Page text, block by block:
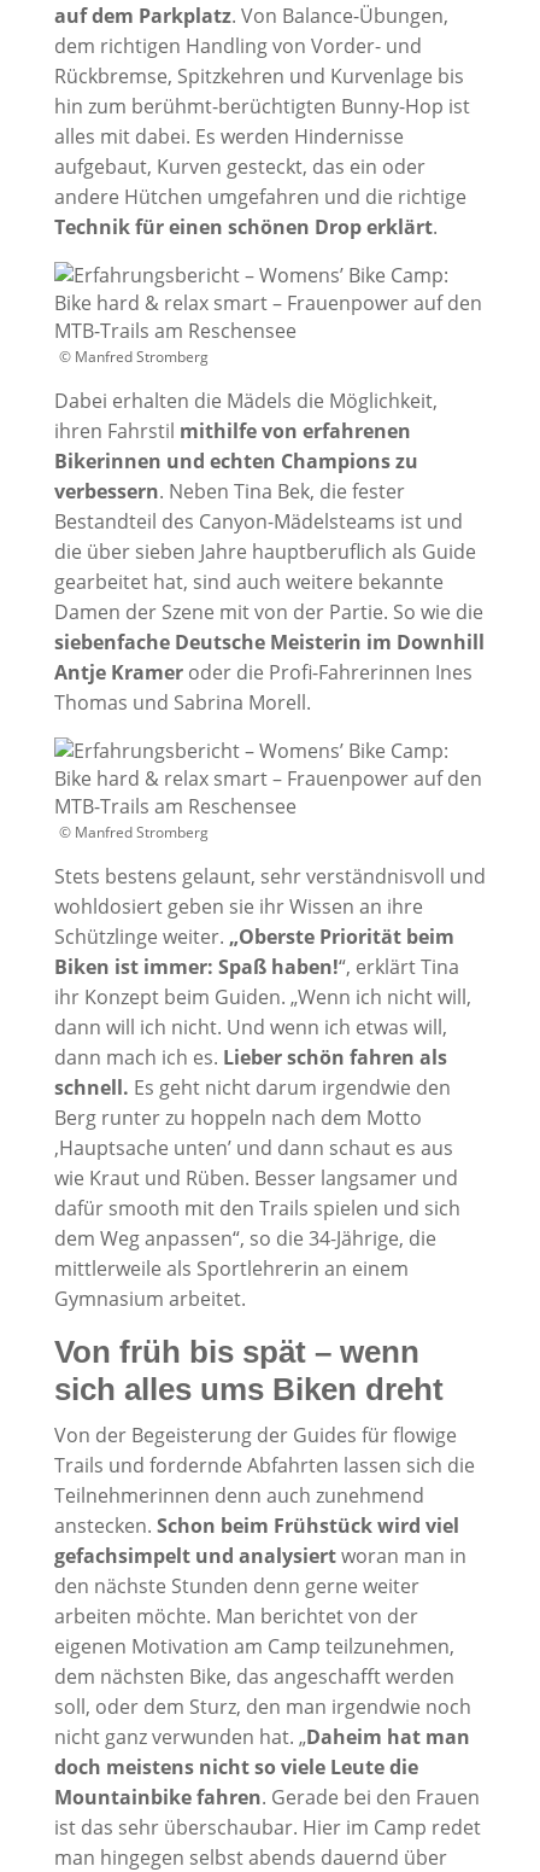
auf dem Parkplatz. Von Balance-Übungen,
dem richtigen Handling von Vorder- und
Rückbremse, Spitzkehren und Kurvenlage bis
hin zum berühmt-berüchtigten Bunny-Hop ist
alles mit dabei. Es werden Hindernisse
aufgebaut, Kurven gesteckt, das ein oder
andere Hütchen umgefahren und die richtige
Technik für einen schönen Drop erklärt.
© Manfred Stromberg
Dabei erhalten die Mädels die Möglichkeit,
ihren Fahrstil mithilfe von erfahrenen
Bikerinnen und echten Champions zu
verbessern. Neben Tina Bek, die fester
Bestandteil des Canyon-Mädelsteams ist und
die über sieben Jahre hauptberuflich als Guide
gearbeitet hat, sind auch weitere bekannte
Damen der Szene mit von der Partie. So wie die
siebenfache Deutsche Meisterin im Downhill
Antje Krameroder die Profi-Fahrerinnen Ines
Thomas und Sabrina Morell.
© Manfred Stromberg
Stets bestens gelaunt, sehr verständnisvoll und
wohldosiert geben sie ihr Wissen an ihre
Schützlinge weiter. „Oberste Priorität beim
Biken ist immer: Spaß haben!“, erklärt Tina
ihr Konzept beim Guiden. „Wenn ich nicht will,
dann will ich nicht. Und wenn ich etwas will,
dann mach ich es. Lieber schön fahren als
schnell. Es geht nicht darum irgendwie den
Berg runter zu hoppeln nach dem Motto
‚Hauptsache unten’ und dann schaut es aus
wie Kraut und Rüben. Besser langsamer und
dafür smooth mit den Trails spielen und sich
dem Weg anpassen“, so die 34-Jährige, die
mittlerweile als Sportlehrerin an einem
Gymnasium arbeitet.
Von früh bis spät – wenn
sich alles ums Biken dreht
Von der Begeisterung der Guides für flowige
Trails und fordernde Abfahrten lassen sich die
Teilnehmerinnen denn auch zunehmend
anstecken. Schon beim Frühstück wird viel
gefachsimpelt und analysiertworan man in
den nächste Stunden denn gerne weiter
arbeiten möchte. Man berichtet von der
eigenen Motivation am Camp teilzunehmen,
dem nächsten Bike, das angeschafft werden
soll, oder dem Sturz, den man irgendwie noch
nicht ganz verwunden hat. „Daheim hat man
doch meistens nicht so viele Leute die
Mountainbike fahren. Gerade bei den Frauen
ist das sehr überschaubar. Hier im Camp redet
man hingegen selbst abends dauernd über